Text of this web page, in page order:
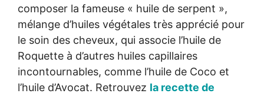
composer la fameuse « huile de serpent »,
mélange d’huiles végétales très apprécié pour
le soin des cheveux, qui associe l’huile de
Roquette à d’autres huiles capillaires
incontournables, comme l’huile de Coco et
l’huile d’Avocat. Retrouvez la recette de